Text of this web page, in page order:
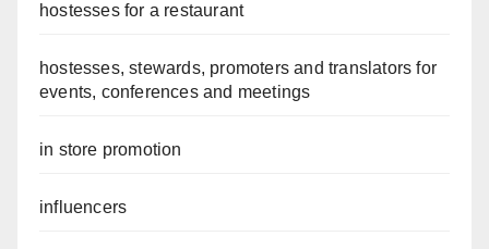
hostesses for a restaurant
hostesses, stewards, promoters and translators for
events, conferences and meetings
in store promotion
influencers